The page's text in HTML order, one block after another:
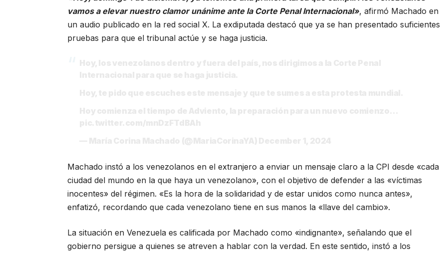
vamos a elevar nuestro clamor unánime ante la Corte Penal Internacional», afirmó Machado en
un audio publicado en la red social X. La exdiputada destacó que ya se han presentado suficientes
pruebas para que el tribunal actúe y se haga justicia.
Machado instó a los venezolanos en el extranjero a enviar un mensaje claro a la CPI desde «cada
ciudad del mundo en la que haya un venezolano», con el objetivo de defender a las «víctimas
inocentes» del régimen. «Es la hora de la solidaridad y de estar unidos como nunca antes»,
enfatizó, recordando que cada venezolano tiene en sus manos la «llave del cambio».
La situación en Venezuela es calificada por Machado como «indignante», señalando que el
gobierno persigue a quienes se atreven a hablar con la verdad. En este sentido, instó a los